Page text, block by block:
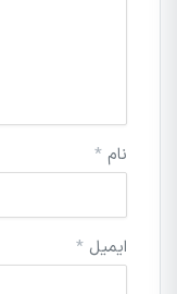
نام *
ایمیل *